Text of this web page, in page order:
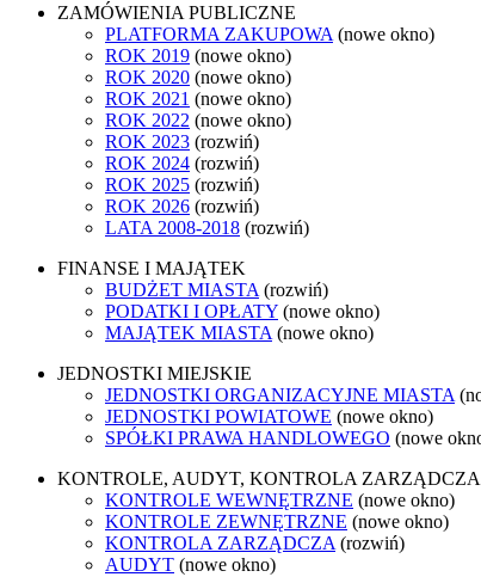
ZAMÓWIENIA PUBLICZNE
PLATFORMA ZAKUPOWA (nowe okno)
ROK 2019 (nowe okno)
ROK 2020 (nowe okno)
ROK 2021 (nowe okno)
ROK 2022 (nowe okno)
ROK 2023 (rozwiń)
ROK 2024 (rozwiń)
ROK 2025 (rozwiń)
ROK 2026 (rozwiń)
LATA 2008-2018 (rozwiń)
FINANSE I MAJĄTEK
BUDŻET MIASTA (rozwiń)
PODATKI I OPŁATY (nowe okno)
MAJĄTEK MIASTA (nowe okno)
JEDNOSTKI MIEJSKIE
JEDNOSTKI ORGANIZACYJNE MIASTA
JEDNOSTKI POWIATOWE (nowe okno)
SPÓŁKI PRAWA HANDLOWEGO (nowe
KONTROLE, AUDYT, KONTROLA ZARZĄDCZA
KONTROLE WEWNĘTRZNE (nowe okno)
KONTROLE ZEWNĘTRZNE (nowe okno)
KONTROLA ZARZĄDCZA (rozwiń)
AUDYT (nowe okno)